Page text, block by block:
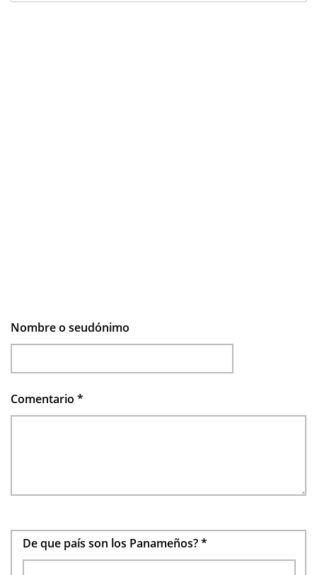
Nombre o seudónimo
Comentario *
De que país son los Panameños?*